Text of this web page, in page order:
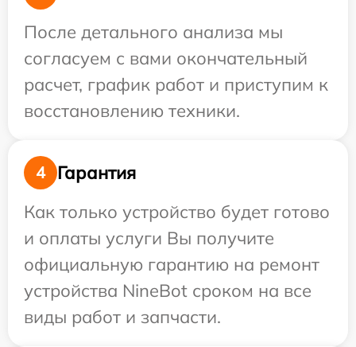
После детального анализа мы
согласуем с вами окончательный
расчет, график работ и приступим к
восстановлению техники.
4
Гарантия
Как только устройство будет готово
и оплаты услуги Вы получите
официальную гарантию на ремонт
устройства NineBot сроком на все
виды работ и запчасти.